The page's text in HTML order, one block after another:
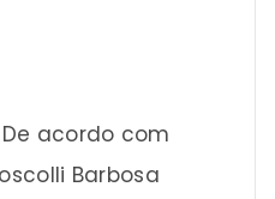
acordo com
Barbosa